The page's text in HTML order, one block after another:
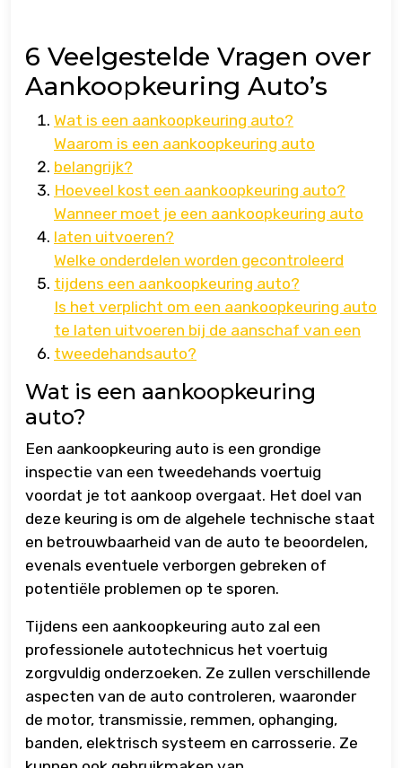
6 Veelgestelde Vragen over
Aankoopkeuring Auto’s
Wat is een aankoopkeuring auto?
Waarom is een aankoopkeuring auto
belangrijk?
Hoeveel kost een aankoopkeuring auto?
Wanneer moet je een aankoopkeuring auto
laten uitvoeren?
Welke onderdelen worden gecontroleerd
tijdens een aankoopkeuring auto?
Is het verplicht om een aankoopkeuring auto
te laten uitvoeren bij de aanschaf van een
tweedehandsauto?
Wat is een aankoopkeuring
auto?
Een aankoopkeuring auto is een grondige
inspectie van een tweedehands voertuig
voordat je tot aankoop overgaat. Het doel van
deze keuring is om de algehele technische staat
en betrouwbaarheid van de auto te beoordelen,
evenals eventuele verborgen gebreken of
potentiële problemen op te sporen.
Tijdens een aankoopkeuring auto zal een
professionele autotechnicus het voertuig
zorgvuldig onderzoeken. Ze zullen verschillende
aspecten van de auto controleren, waaronder
de motor, transmissie, remmen, ophanging,
banden, elektrisch systeem en carrosserie. Ze